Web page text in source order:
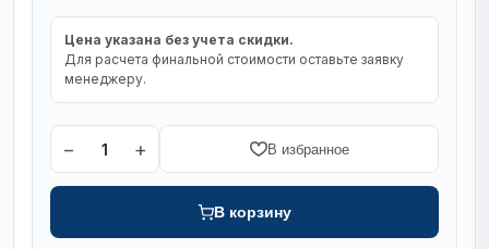
Цена указана без учета скидки.
Для расчета финальной стоимости оставьте заявку
менеджеру.
− 1 + В избранное
В корзину